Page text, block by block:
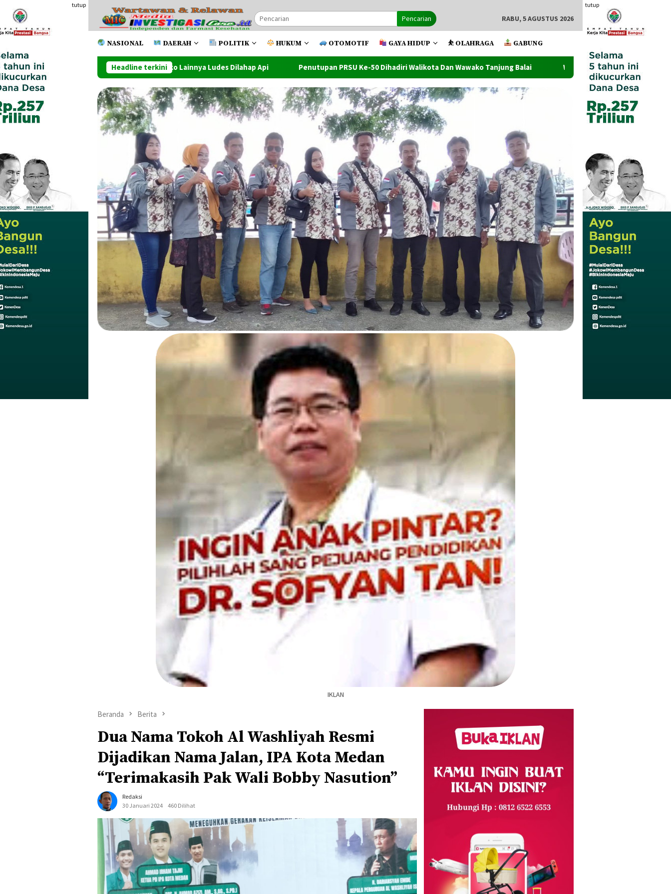
konten
tutup tutup
Pencarian RABU, 5 AGUSTUS 2026
NASIONAL DAERAH POLITIK HUKUM OTOMOTIF GAYA HIDUP ⛹️ OLAHRAGA GABUNG
Headline terkini
Dan Beberapa Toko Lainnya Ludes Dilahap Api Penutupan PRSU Ke-50 Dihadiri Walikota Dan Wawako Tanjung Balai Wawako Tanjung Balai Lantik Pejabat Administrator Dan
IKLAN
Beranda Berita
Dua Nama Tokoh Al Washliyah Resmi
Dijadikan Nama Jalan, IPA Kota Medan
“Terimakasih Pak Wali Bobby Nasution”
Redaksi
30 Januari 2024
460 Dilihat